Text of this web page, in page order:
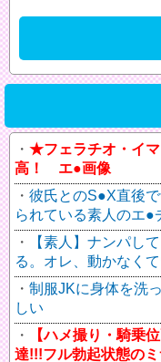
★フェラチオ・イ
高！ エ●画像
彼氏とのS●X直後
られている素人のエ●
【素人】ナンパし
る。オレ、動かなく
制服JKに身体を洗
しい
【ハメ撮り・騎乗
達!!!フル勃起状態の